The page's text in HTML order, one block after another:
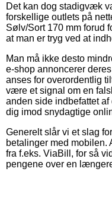
Det kan dog stadigvæk
forskellige outlets på
Sølv/Sort 170 mm forud
at man er tryg ved at
Man må ikke desto
e-shop annoncerer
anses for overordentlig
være et signal om en
anden side indbefattet
dig imod snydagtige
Generelt slår vi et slag
betalinger med
fra f.eks. ViaBill, for så
pengene over en